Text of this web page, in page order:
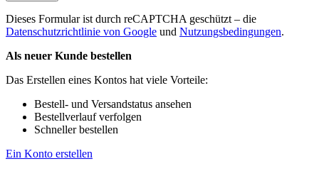
Dieses Formular ist durch reCAPTCHA geschützt – die
Datenschutzrichtlinie von Google und Nutzungsbedingungen.
Als neuer Kunde bestellen
Das Erstellen eines Kontos hat viele Vorteile:
Bestell- und Versandstatus ansehen
Bestellverlauf verfolgen
Schneller bestellen
Ein Konto erstellen